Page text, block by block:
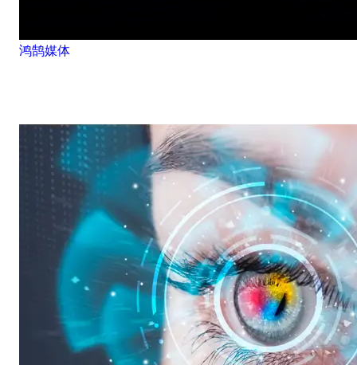
鸿鹄媒体